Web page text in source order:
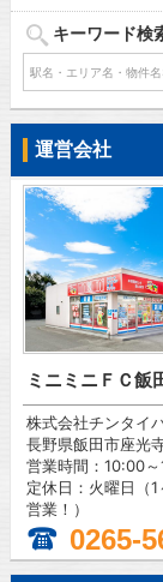
キーワード検
運営会社
ミニミニＦＣ飯
株式会社チンタイ
長野県飯田市座光
営業時間：10:00
定休日：火曜日（
営業！）
0265-